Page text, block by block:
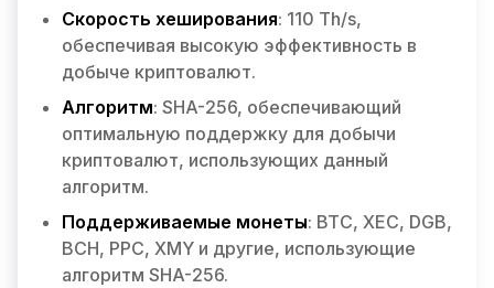
Скорость хеширования: 110 Th/s,
обеспечивая высокую эффективность в
добыче криптовалют.
Алгоритм: SHA-256, обеспечивающий
оптимальную поддержку для добычи
криптовалют, использующих данный
алгоритм.
Поддерживаемые монеты: BTC, XEC, DGB,
BCH, PPC, XMY и другие, использующие
алгоритм SHA-256.